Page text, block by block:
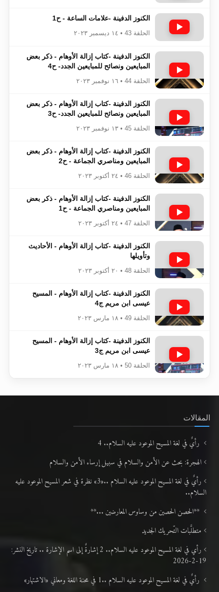
الكنوز الدفينة -علامات الساعة - ح1
الحلقة 43 • ١٤ ديسمبر ٢٠٢٣
الكنوز الدفينة -كتاب إزالة الأوهام - ذكر بعض
المبايعين ونصائح للمبايعين الجدد- ح4
الحلقة 44 • ١٦ نوفمبر ٢٠٢٣
الكنوز الدفينة -كتاب إزالة الأوهام - ذكر بعض
المبايعين ونصائح للمبايعين الجدد- ح3
الحلقة 45 • ١٣ نوفمبر ٢٠٢٣
الكنوز الدفينة -كتاب إزالة الأوهام - ذكر بعض
المبايعين ومناصري الجماعة - ح2
الحلقة 46 • ٢٤ أكتوبر ٢٠٢٣
الكنوز الدفينة -كتاب إزالة الأوهام - ذكر بعض
المبايعين ومناصري الجماعة - ح1
الحلقة 47 • ٢٤ أكتوبر ٢٠٢٣
الكنوز الدفينة -كتاب إزالة الأوهام - الأحاديث
وتأويلها
الحلقة 48 • ٢٠ أكتوبر ٢٠٢٣
الكنوز الدفينة -كتاب إزالة الأوهام - المسيح
عيسى ابن مريم ج4
الحلقة 49 • ١٨ مارس ٢٠٢٣
الكنوز الدفينة -كتاب إزالة الأوهام - المسيح
عيسى ابن مريم ج3
الحلقة 50 • ١٨ مارس ٢٠٢٣
المقالات
رأيٌ في لغة المسيح الموعود عليه السلام.. 4
الهجرة: بحث عن الأمن والسلام في سبيل إرساء الأمن والسلام
رأيٌ في لغة المسيح الموعود عليه السلام ..«3» نظرة في شعر المسيح الموعود عليه
السلام..
**الحصن الحصين من وساوس المعارضين ...**
متطلَّبات التّحريك الجديد
رأي في لغة المسيح الموعود عليه السلام.. 2 إشارةٌ إلى اسم الإشارة .. تاريخ النشر:
19-2-2026
رأيٌ في لغة المسيح الموعود عليه السلام ..1 في محنة اللغة ومعاني «الاشتهار»